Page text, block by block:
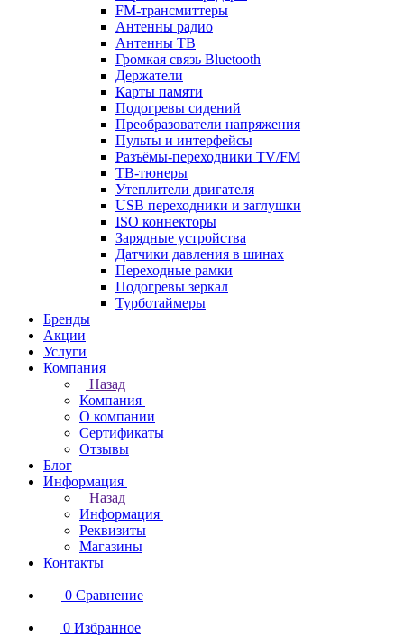
FM-трансмиттеры
Антенны радио
Антенны ТВ
Громкая связь Bluetooth
Держатели
Карты памяти
Подогревы сидений
Преобразователи напряжения
Пульты и интерфейсы
Разъёмы-переходники TV/FM
ТВ-тюнеры
Утеплители двигателя
USB переходники и заглушки
ISO коннекторы
Зарядные устройства
Датчики давления в шинах
Переходные рамки
Подогревы зеркал
Турботаймеры
Бренды
Акции
Услуги
Компания
Назад
Компания
О компании
Сертификаты
Отзывы
Блог
Информация
Назад
Информация
Реквизиты
Магазины
Контакты
0 Сравнение
0 Избранное